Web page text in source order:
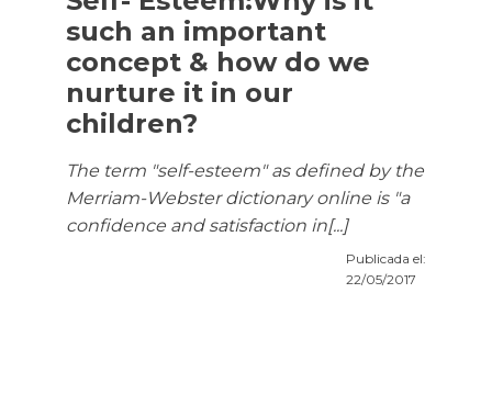
such an important
concept & how do we
nurture it in our
children?
The term "self-esteem" as defined by the
Merriam-Webster dictionary online is "a
confidence and satisfaction in[...]
Publicada el:
22/05/2017